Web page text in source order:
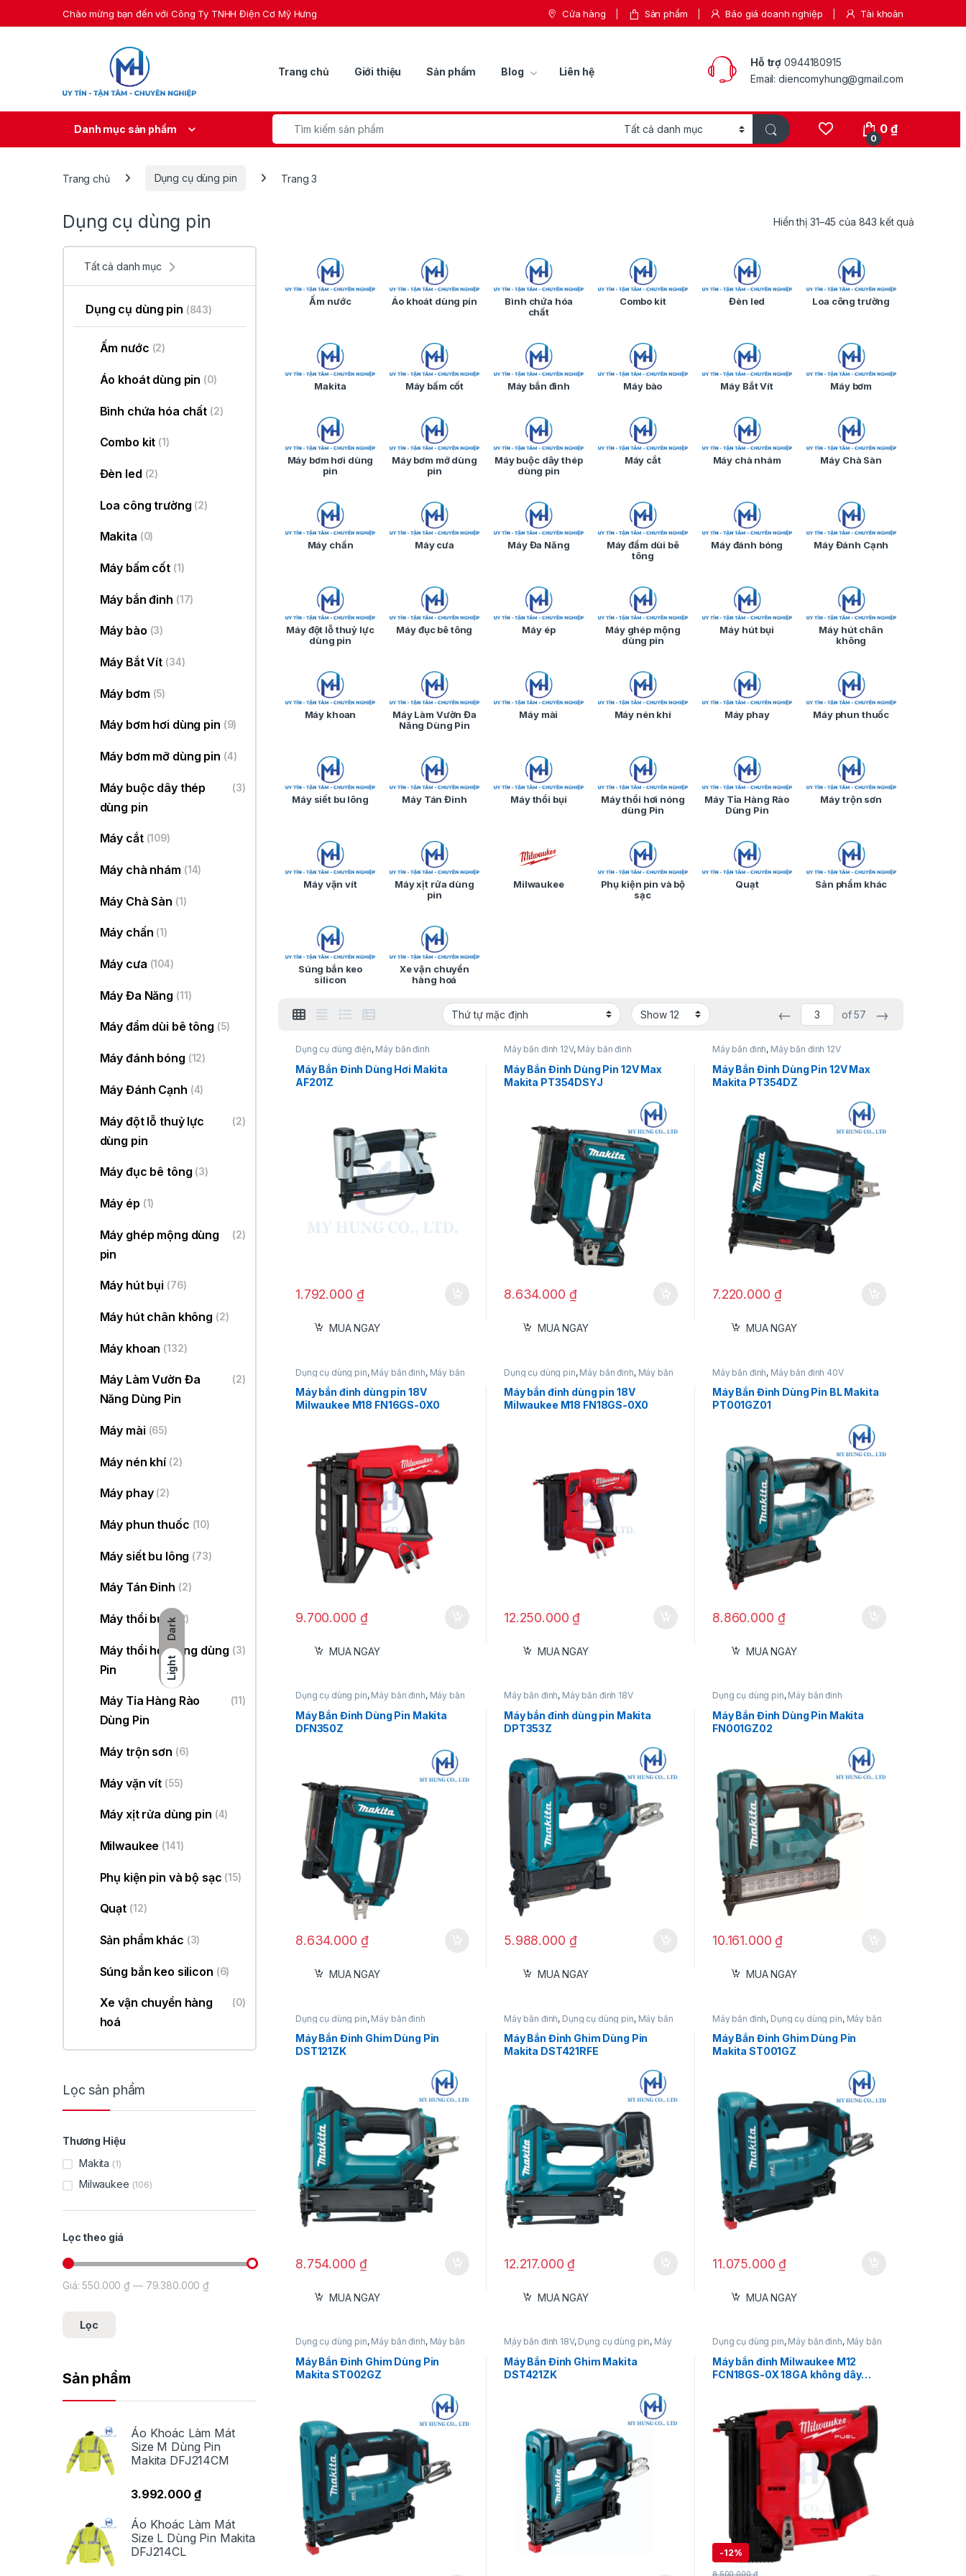
Dark
Light
Skip to navigationChào mừng bạn đến với Công Ty TNHH Điện Cơ Mỹ Hưng Cửa hàng Sản phẩm Báo giá doanh nghiệp Tài khoản
Trang chủ Giới thiệu Sản phẩm Blog Liên hệ
Hỗ trợ 0944180915
Email: diencomyhung@gmail.com
Danh mục sản phẩm
Search for:
0
0₫
Trang chủ Dụng cụ dùng pin Trang 3
Dụng cụ dùng pin Hiển thị 31–45 của 843 kết quả
Ấm nước Áo khoát dùng pin
Bình chứa hóa
chất
Combo kit Đèn led Loa công trường
Makita Máy bấm cốt Máy bắn đinh Máy bào Máy Bắt Vít Máy bơm
Máy bơm hơi dùng
pin
Máy bơm mỡ dùng
pin
Máy buộc dây thép
dùng pin
Máy cắt Máy chà nhám Máy Chà Sàn
Máy chấn Máy cưa Máy Đa Năng
Máy đầm dùi bê
tông
Máy đánh bóng Máy Đánh Cạnh
Máy đột lỗ thuỷ lực
dùng pin
Máy đục bê tông Máy ép
Máy ghép mộng
dùng pin
Máy hút bụi
Máy hút chân
không
Máy khoan
Máy Làm Vườn Đa
Năng Dùng Pin
Máy mài Máy nén khí Máy phay Máy phun thuốc
Máy siết bu lông Máy Tán Đinh Máy thổi bụi
Máy thổi hơi nóng
dùng Pin
Máy Tỉa Hàng Rào
Dùng Pin
Máy trộn sơn
Máy vặn vít
Máy xịt rửa dùng
pin
Milwaukee
Phụ kiện pin và bộ
sạc
Quạt Sản phẩm khác
Súng bắn keo
silicon
Xe vận chuyển
hàng hoá
← of 57 →
Dụng cụ dùng điện, Máy bắn đinh
Máy Bắn Đinh Dùng Hơi Makita
AF201Z
1.792.000 ₫
MUA NGAY
Máy bắn đinh 12V, Máy bắn đinh
Máy Bắn Đinh Dùng Pin 12V Max
Makita PT354DSYJ
8.634.000 ₫
MUA NGAY
Máy bắn đinh, Máy bắn đinh 12V
Máy Bắn Đinh Dùng Pin 12V Max
Makita PT354DZ
7.220.000 ₫
MUA NGAY
Dụng cụ dùng pin, Máy bắn đinh, Máy bắn
đinh 18V
Milwaukee
Máy bắn đinh dùng pin 18V
Milwaukee M18 FN16GS-0X0
9.700.000 ₫
MUA NGAY
Dụng cụ dùng pin, Máy bắn đinh, Máy bắn
đinh 18V
Milwaukee
Máy bắn đinh dùng pin 18V
Milwaukee M18 FN18GS-0X0
12.250.000 ₫
MUA NGAY
Máy bắn đinh, Máy bắn đinh 40V
Máy Bắn Đinh Dùng Pin BL Makita
PT001GZ01
8.860.000 ₫
MUA NGAY
Dụng cụ dùng pin, Máy bắn đinh, Máy bắn
đinh 18V
Máy Bắn Đinh Dùng Pin Makita
DFN350Z
8.634.000 ₫
MUA NGAY
Máy bắn đinh, Máy bắn đinh 18V
Máy bắn đinh dùng pin Makita
DPT353Z
5.988.000 ₫
MUA NGAY
Dụng cụ dùng pin, Máy bắn đinh
Máy Bắn Đinh Dùng Pin Makita
FN001GZ02
10.161.000 ₫
MUA NGAY
Dụng cụ dùng pin, Máy bắn đinh
Máy Bắn Đinh Ghim Dùng Pin
DST121ZK
8.754.000 ₫
MUA NGAY
Máy bắn đinh, Dụng cụ dùng pin, Máy bắn
đinh 18V
Máy Bắn Đinh Ghim Dùng Pin
Makita DST421RFE
12.217.000 ₫
MUA NGAY
Máy bắn đinh, Dụng cụ dùng pin, Máy bắn
đinh 40V
Máy Bắn Đinh Ghim Dùng Pin
Makita ST001GZ
11.075.000 ₫
MUA NGAY
Dụng cụ dùng pin, Máy bắn đinh, Máy bắn
đinh 40V
Máy Bắn Đinh Ghim Dùng Pin
Makita ST002GZ
Máy bắn đinh 18V, Dụng cụ dùng pin, Máy
bắn đinh
Máy Bắn Đinh Ghim Makita
DST421ZK
Dụng cụ dùng pin, Máy bắn đinh, Máy bắn
đinh 12V
Milwaukee
Máy bắn đinh Milwaukee M12
FCN18GS-0X 18GA không dây
-12%
Tất cả danh mục
Dụng cụ dùng pin (843)
Ấm nước (2)
Áo khoát dùng pin (0)
Bình chứa hóa chất (2)
Combo kit (1)
Đèn led (2)
Loa công trường (2)
Makita (0)
Máy bấm cốt (1)
Máy bắn đinh (17)
Máy bào (3)
Máy Bắt Vít (34)
Máy bơm (5)
Máy bơm hơi dùng pin (9)
Máy bơm mỡ dùng pin (4)
Máy buộc dây thép
dùng pin
(3)
Máy cắt (109)
Máy chà nhám (14)
Máy Chà Sàn (1)
Máy chấn (1)
Máy cưa (104)
Máy Đa Năng (11)
Máy đầm dùi bê tông (5)
Máy đánh bóng (12)
Máy Đánh Cạnh (4)
Máy đột lỗ thuỷ lực
dùng pin
(2)
Máy đục bê tông (3)
Máy ép (1)
Máy ghép mộng dùng
pin
(2)
Máy hút bụi (76)
Máy hút chân không (2)
Máy khoan (132)
Máy Làm Vườn Đa
Năng Dùng Pin
(2)
Máy mài (65)
Máy nén khí (2)
Máy phay (2)
Máy phun thuốc (10)
Máy siết bu lông (73)
Máy Tán Đinh (2)
Máy thổi bụi (22)
Máy thổi hơi nóng dùng
Pin
(3)
Máy Tỉa Hàng Rào
Dùng Pin
(11)
Máy trộn sơn (6)
Máy vặn vít (55)
Máy xịt rửa dùng pin (4)
Milwaukee (141)
Phụ kiện pin và bộ sạc (15)
Quạt (12)
Sản phẩm khác (3)
Súng bắn keo silicon (6)
Xe vận chuyển hàng
hoá
(0)
Lọc sản phẩm
Thương Hiệu
Makita (1)
Milwaukee (106)
Lọc theo giá
Giá tối thiểu
Giá tối đa
Lọc
Giá:550.000 ₫ — 79.380.000 ₫
Sản phẩm
Áo Khoác Làm Mát
Size M Dùng Pin
Makita DFJ214CM
3.992.000 ₫
Áo Khoác Làm Mát
Size L Dùng Pin Makita
DFJ214CL